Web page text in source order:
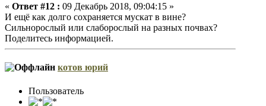
« Ответ #12 : 09 Декабрь 2018, 09:04:15 »
И ещё как долго сохраняется мускат в вине?
Сильнорослый или слаборослый на разных почвах?
Поделитесь информацией.
котов юрий
Пользователь